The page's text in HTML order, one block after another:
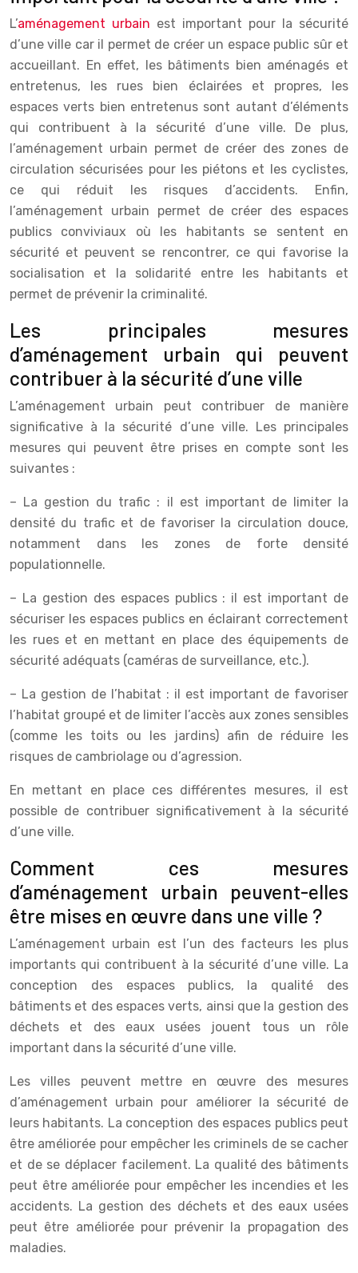
L’aménagement urbain est important pour la sécurité
d’une ville car il permet de créer un espace public sûr et
accueillant. En effet, les bâtiments bien aménagés et
entretenus, les rues bien éclairées et propres, les
espaces verts bien entretenus sont autant d’éléments
qui contribuent à la sécurité d’une ville. De plus,
l’aménagement urbain permet de créer des zones de
circulation sécurisées pour les piétons et les cyclistes,
ce qui réduit les risques d’accidents. Enfin,
l’aménagement urbain permet de créer des espaces
publics conviviaux où les habitants se sentent en
sécurité et peuvent se rencontrer, ce qui favorise la
socialisation et la solidarité entre les habitants et
permet de prévenir la criminalité.
Les principales mesures
d’aménagement urbain qui peuvent
contribuer à la sécurité d’une ville
L’aménagement urbain peut contribuer de manière
significative à la sécurité d’une ville. Les principales
mesures qui peuvent être prises en compte sont les
suivantes :
– La gestion du trafic : il est important de limiter la
densité du trafic et de favoriser la circulation douce,
notamment dans les zones de forte densité
populationnelle.
– La gestion des espaces publics : il est important de
sécuriser les espaces publics en éclairant correctement
les rues et en mettant en place des équipements de
sécurité adéquats (caméras de surveillance, etc.).
– La gestion de l’habitat : il est important de favoriser
l’habitat groupé et de limiter l’accès aux zones sensibles
(comme les toits ou les jardins) afin de réduire les
risques de cambriolage ou d’agression.
En mettant en place ces différentes mesures, il est
possible de contribuer significativement à la sécurité
d’une ville.
Comment ces mesures
d’aménagement urbain peuvent-elles
être mises en œuvre dans une ville ?
L’aménagement urbain est l’un des facteurs les plus
importants qui contribuent à la sécurité d’une ville. La
conception des espaces publics, la qualité des
bâtiments et des espaces verts, ainsi que la gestion des
déchets et des eaux usées jouent tous un rôle
important dans la sécurité d’une ville.
Les villes peuvent mettre en œuvre des mesures
d’aménagement urbain pour améliorer la sécurité de
leurs habitants. La conception des espaces publics peut
être améliorée pour empêcher les criminels de se cacher
et de se déplacer facilement. La qualité des bâtiments
peut être améliorée pour empêcher les incendies et les
accidents. La gestion des déchets et des eaux usées
peut être améliorée pour prévenir la propagation des
maladies.